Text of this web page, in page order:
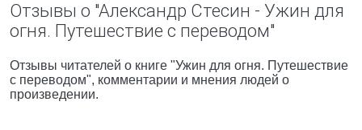
Отзывы о "Александр Стесин - Ужин для
огня. Путешествие с переводом"
Отзывы читателей о книге "Ужин для огня. Путешествие
с переводом", комментарии и мнения людей о
произведении.